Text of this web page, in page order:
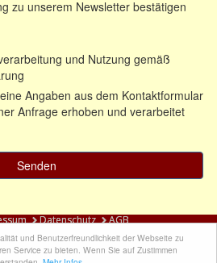
und Benutzerfreundlichkeit der Webseite zu
Service zu bieten. Wenn Sie auf Zustimmen
Datenschutz AGB
| Sitemap